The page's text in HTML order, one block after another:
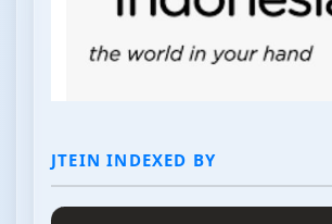
JTEIN INDEXED BY